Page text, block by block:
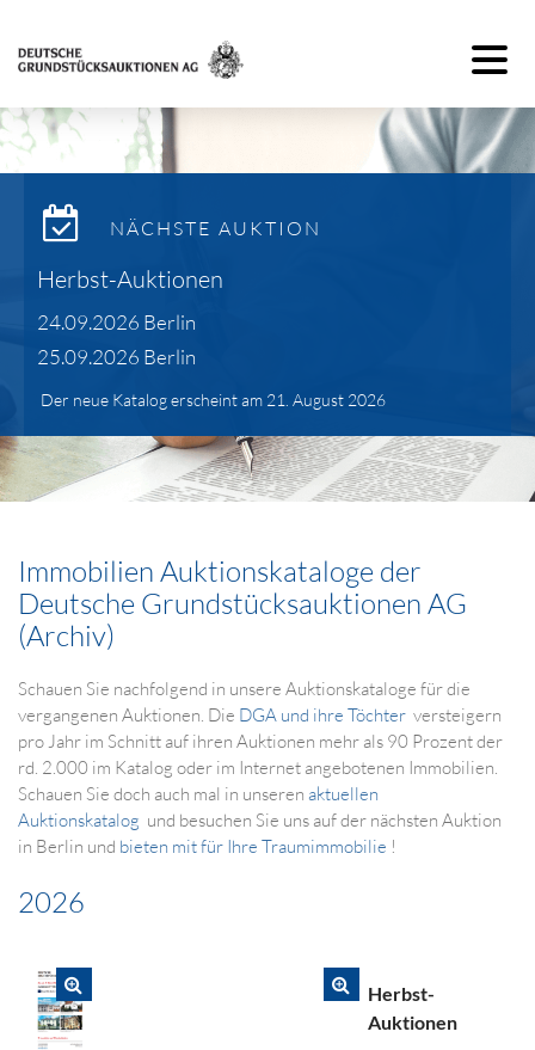
Toggle
NÄCHSTE AUKTION
Herbst-Auktionen
24.09.2026 Berlin
25.09.2026 Berlin
Der neue Katalog erscheint am 21. August 2026
Immobilien Auktionskataloge der
Deutsche Grundstücksauktionen AG
(Archiv)
Schauen Sie nachfolgend in unsere Auktionskataloge für die
vergangenen Auktionen. Die DGA und ihre Töchter versteigern
pro Jahr im Schnitt auf ihren Auktionen mehr als 90 Prozent der
rd. 2.000 im Katalog oder im Internet angebotenen Immobilien.
Schauen Sie doch auch mal in unseren aktuellen
Auktionskatalog und besuchen Sie uns auf der nächsten Auktion
in Berlin und bieten mit für Ihre Traumimmobilie !
2026
Herbst-
Auktionen